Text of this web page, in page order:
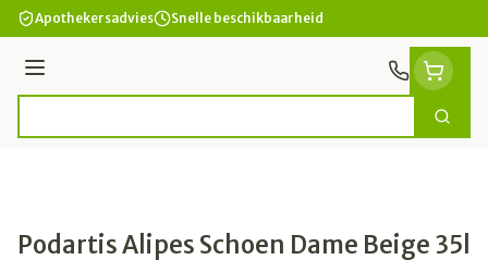
Ga naar de inhoud
Apothekersadvies Snelle beschikbaarheid
Menu
Zoek
Podartis Alipes Schoen Dame Beige 35l